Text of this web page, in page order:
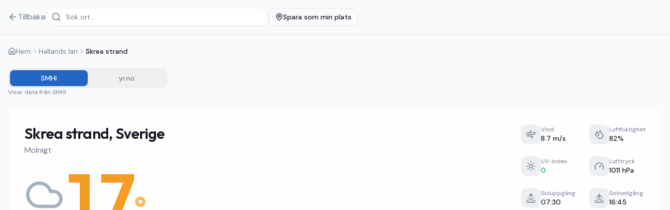
Tillbaka Spara som min plats
Hem Hallands län Skrea strand
SMHI yr.no
Visar data från SMHI
Skrea strand, Sverige
Molnigt
Vind
8.7 m/s
Luftfuktighet
82%
UV-index
0
Lufttryck
1011 hPa
Soluppgång
07:30
Solnedgång
16:45